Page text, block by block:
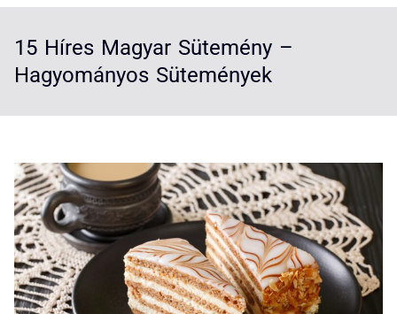
15 Híres Magyar Sütemény –
Hagyományos Sütemények